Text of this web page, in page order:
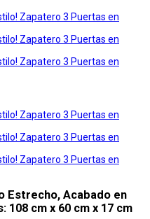
Estrecho, Acabado en
108 cm x 60 cm x 17 cm